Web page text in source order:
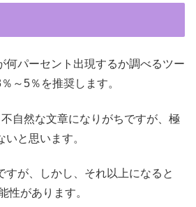
何パーセント出現するか調べるツー
～5％を推奨します。
自然な文章になりがちですが、極
と思います。
すが、しかし、それ以上になると
性があります。